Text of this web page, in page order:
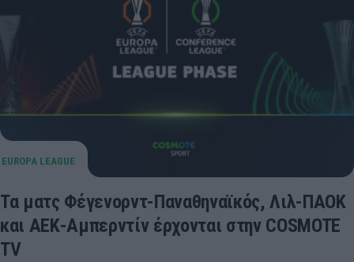
Τα ματς Φέγενορντ-Παναθηναϊκός, Λιλ-ΠΑΟΚ
και ΑΕΚ-Αμπερντίν έρχονται στην COSMOTE
TV